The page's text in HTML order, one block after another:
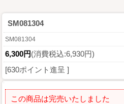
SM081304
SM081304
6,300円(消費税込:6,930円)
[630ポイント進呈 ]
この商品は完売いたしました